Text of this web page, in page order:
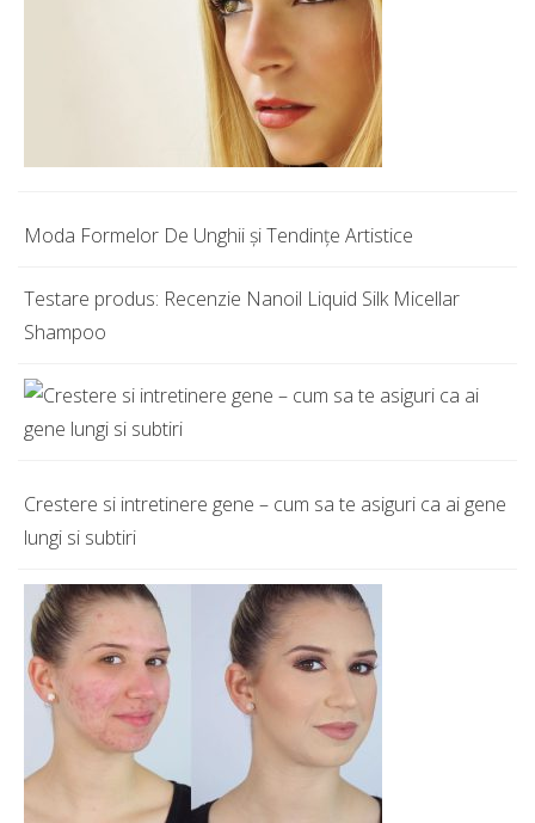
Moda Formelor De Unghii și Tendințe Artistice
Testare produs: Recenzie Nanoil Liquid Silk Micellar
Shampoo
Crestere si intretinere gene – cum sa te asiguri ca ai gene
lungi si subtiri